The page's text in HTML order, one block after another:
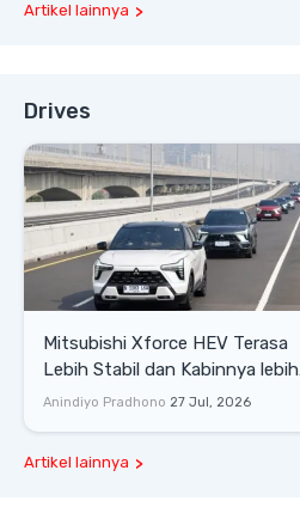
Artikel lainnya
Drives
Mitsubishi Xforce HEV Terasa
Lebih Stabil dan Kabinnya lebih
Senyap
Anindiyo Pradhono 27 Jul, 2026
Artikel lainnya